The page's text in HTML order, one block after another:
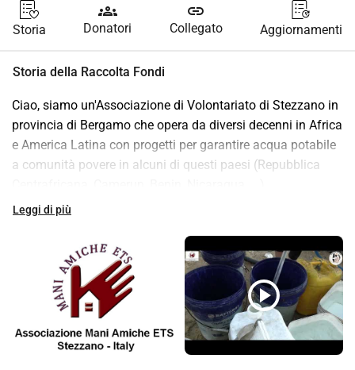
Storia
groups
Donatori
link
Collegato Aggiornamenti
Storia della Raccolta Fondi
Ciao, siamo un'Associazione di Volontariato di Stezzano in
provincia di Bergamo che opera da diversi decenni in Africa
e America Latina con progetti per garantire acqua potabile
a comunità povere in alcuni di questi paesi (Repubblica
Sito internet https://maniamicheonlusstezzano.it/
cooperazione con una associazione culturale di Beit
Hanoun AL-Taghreed Association For Culture Development
per garantire acqua potabile agli abitanti dei campi
profughi di Gaza nord. La cooperazione con l'Associazione
Al-Taghreed prevede diverse fasi di intervento: Fase 1: (in
corso) Fornitura di generatori elettrici per il funzionamento
Leggi di più
play_circle